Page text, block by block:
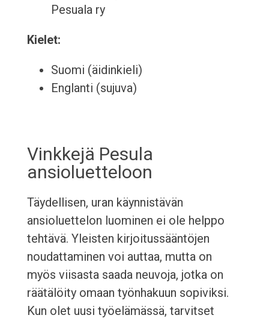
Pesuala ry
Kielet:
Suomi (äidinkieli)
Englanti (sujuva)
Vinkkejä Pesula
ansioluetteloon
Täydellisen, uran käynnistävän
ansioluettelon luominen ei ole helppo
tehtävä. Yleisten kirjoitussääntöjen
noudattaminen voi auttaa, mutta on
myös viisasta saada neuvoja, jotka on
räätälöity omaan työnhakuun sopiviksi.
Kun olet uusi työelämässä, tarvitset